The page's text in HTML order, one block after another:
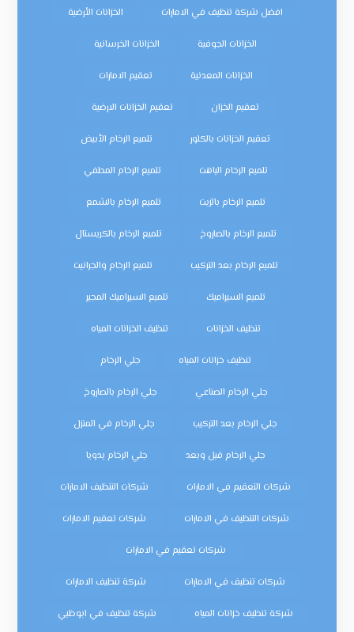
افضل شركة تنظيف في الامارات الخزانات الأرضية
الخزانات الجوفية الخزانات الخرسانية
الخزانات المعدنية تعقيم الامارات
تعقيم الخزان تعقيم الخزانات الارضية
تعقيم الخزانات بالكلور تلميع الرخام الأبيض
تلميع الرخام الباهت تلميع الرخام المطفي
تلميع الرخام بالزيت تلميع الرخام بالشمع
تلميع الرخام بالصاروخ تلميع الرخام بالكريستال
تلميع الرخام بعد التركيب تلميع الرخام والجرانيت
تلميع السيراميك تلميع السيراميك المجير
تنظيف الخزانات تنظيف الخزانات المياه
تنظيف خزانات المياه جلي الرخام
جلي الرخام الصناعي جلي الرخام بالصاروخ
جلي الرخام بعد التركيب جلي الرخام في المنزل
جلي الرخام قبل وبعد جلي الرخام يدويا
شركات التعقيم في الامارات شركات التنظيف الامارات
شركات التنظيف في الامارات شركات تعقيم الامارات
شركات تعقيم في الامارات
شركات تنظيف في الامارات شركة تنظيف الامارات
شركة تنظيف خزانات المياه شركة تنظيف في ابوظبي